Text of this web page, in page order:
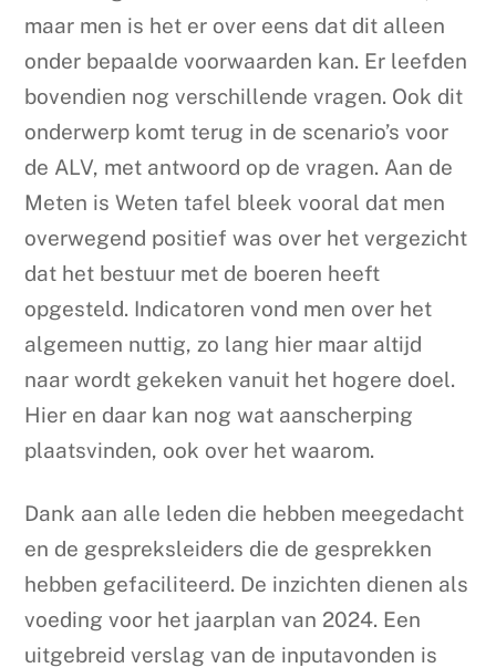
maar men is het er over eens dat dit alleen
onder bepaalde voorwaarden kan. Er leefden
bovendien nog verschillende vragen. Ook dit
onderwerp komt terug in de scenario’s voor
de ALV, met antwoord op de vragen. Aan de
Meten is Weten tafel bleek vooral dat men
overwegend positief was over het vergezicht
dat het bestuur met de boeren heeft
opgesteld. Indicatoren vond men over het
algemeen nuttig, zo lang hier maar altijd
naar wordt gekeken vanuit het hogere doel.
Hier en daar kan nog wat aanscherping
plaatsvinden, ook over het waarom.
Dank aan alle leden die hebben meegedacht
en de gespreksleiders die de gesprekken
hebben gefaciliteerd. De inzichten dienen als
voeding voor het jaarplan van 2024. Een
uitgebreid verslag van de inputavonden is